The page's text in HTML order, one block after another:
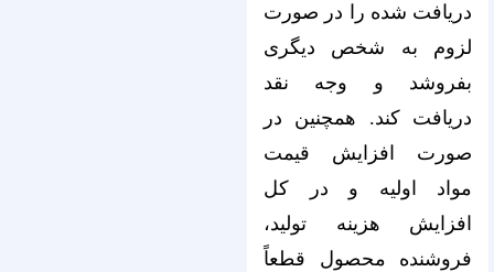
دریافت شده را در صورت
لزوم به شخص دیگری
بفروشد و وجه نقد
دریافت کند. همچنین در
صورت افزایش قیمت
مواد اولیه و در کل
افزایش هزینه تولید،
فروشنده محصول قطعاً